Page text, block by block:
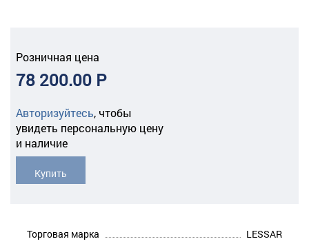
Розничная цена
78 200.00 Р
Авторизуйтесь, чтобы
увидеть персональную цену
и наличие
Купить
Торговая марка
LESSAR